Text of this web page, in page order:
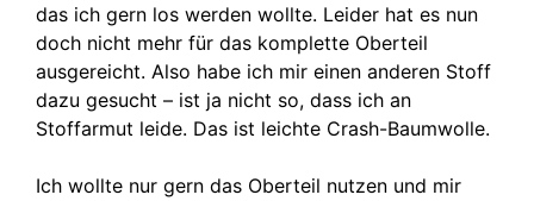
das ich gern los werden wollte. Leider hat es nun
doch nicht mehr für das komplette Oberteil
ausgereicht. Also habe ich mir einen anderen Stoff
dazu gesucht – ist ja nicht so, dass ich an
Stoffarmut leide. Das ist leichte Crash-Baumwolle.
Ich wollte nur gern das Oberteil nutzen und mir